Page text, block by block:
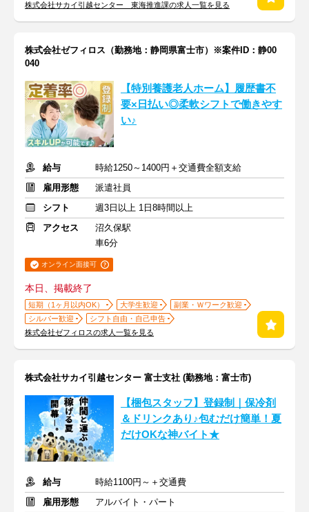
株式会社サカイ引越センター 東海推進課の求人一覧を見る
株式会社ゼフィロス（勤務地：静岡県富士市）※案件ID：静00
040
【特別養護老人ホーム】履歴書不
要×日払い◎柔軟シフトで働きやす
い♪
給与
時給1250～1400円＋交通費全額支給
雇用形態
派遣社員
シフト
週3日以上 1日8時間以上
アクセス
沼久保駅
車6分
オンライン面接可
本日、掲載終了
短期（1ヶ月以内OK） 大学生歓迎
副業・Ｗワーク歓迎
シルバー歓迎
シフト自由・自己申告
株式会社ゼフィロスの求人一覧を見る
株式会社サカイ引越センター 富士支社 (勤務地：富士市)
【梱包スタッフ】登録制｜保冷剤
＆ドリンクあり♪包むだけ簡単！夏
だけOKな神バイト★
給与
時給1100円～＋交通費
雇用形態
アルバイト・パート